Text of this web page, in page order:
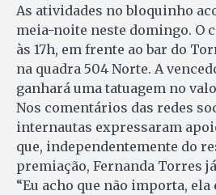
As atividades no bloquinho
meia-noite neste domingo. O
às 17h, em frente ao bar do
na quadra 504 Norte. A
ganhará uma tatuagem no
Nos comentários das redes
internautas expressaram
que, independentemente do
premiação, Fernanda Torres
“Eu acho que não importa, ela